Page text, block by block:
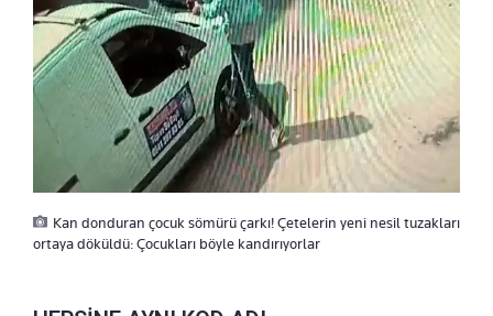
Kan donduran çocuk sömürü çarkı! Çetelerin yeni nesil tuzakları
ortaya döküldü: Çocukları böyle kandırıyorlar